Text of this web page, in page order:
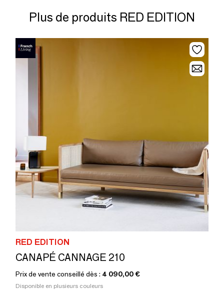
Plus de produits RED EDITION
RED EDITION
CANAPÉ CANNAGE 210
Prix de vente conseillé dès : 4 090,00 €
Disponible en plusieurs couleurs